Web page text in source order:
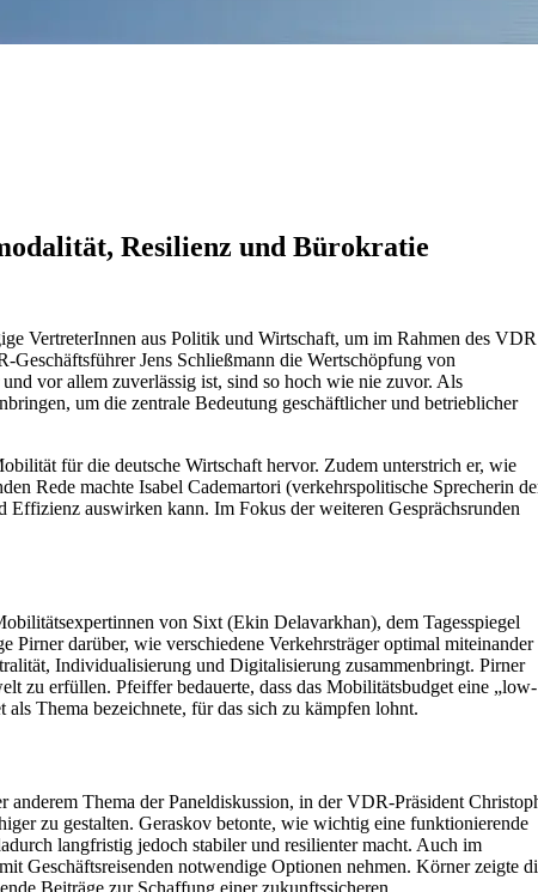
Resilienz und Bürokratie
VertreterInnen aus Politik und Wirtschaft, um im Rahmen des VDR
Jens Schließmann die Wertschöpfung von
vor allem zuverlässig ist, sind so hoch wie nie zuvor. Als
um die zentrale Bedeutung geschäftlicher und betrieblicher
für die deutsche Wirtschaft hervor. Zudem unterstrich er, wie
Rede machte Isabel Cademartori (verkehrspolitische Sprecherin
auswirken kann. Im Fokus der weiteren Gesprächsrunden
von Sixt (Ekin Delavarkhan), dem Tagesspiegel
darüber, wie verschiedene Verkehrsträger optimal miteinander
Individualisierung und Digitalisierung zusammenbringt. Pirner
zu erfüllen. Pfeiffer bedauerte, dass das Mobilitätsbudget eine „low-
Thema bezeichnete, für das sich zu kämpfen lohnt.
Thema der Paneldiskussion, in der VDR-Präsident
zu gestalten. Geraskov betonte, wie wichtig eine funktionierende
langfristig jedoch stabiler und resilienter macht. Auch im
Geschäftsreisenden notwendige Optionen nehmen. Körner zeigte
Beiträge zur Schaffung einer zukunftssicheren